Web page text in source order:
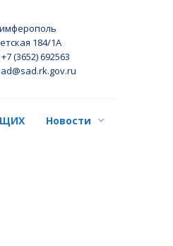
184/1А
(3652) 692563
Новости